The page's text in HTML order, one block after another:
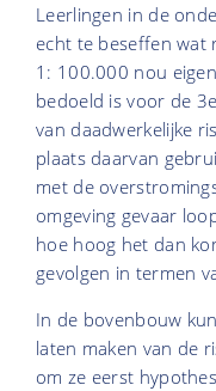
Leerlingen in de
echt te beseffen wat
1: 100.000 nou
bedoeld is voor de
van daadwerkelijke
plaats daarvan
met de
omgeving gevaar
hoe hoog het dan
gevolgen in termen
In de bovenbouw
laten maken van de
om ze eerst